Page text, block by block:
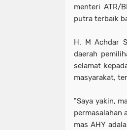
menteri ATR/
putra terbaik
H. M Achdar
daerah
selamat
masyarakat,
"Saya yakin,
permasalahan
mas AHY